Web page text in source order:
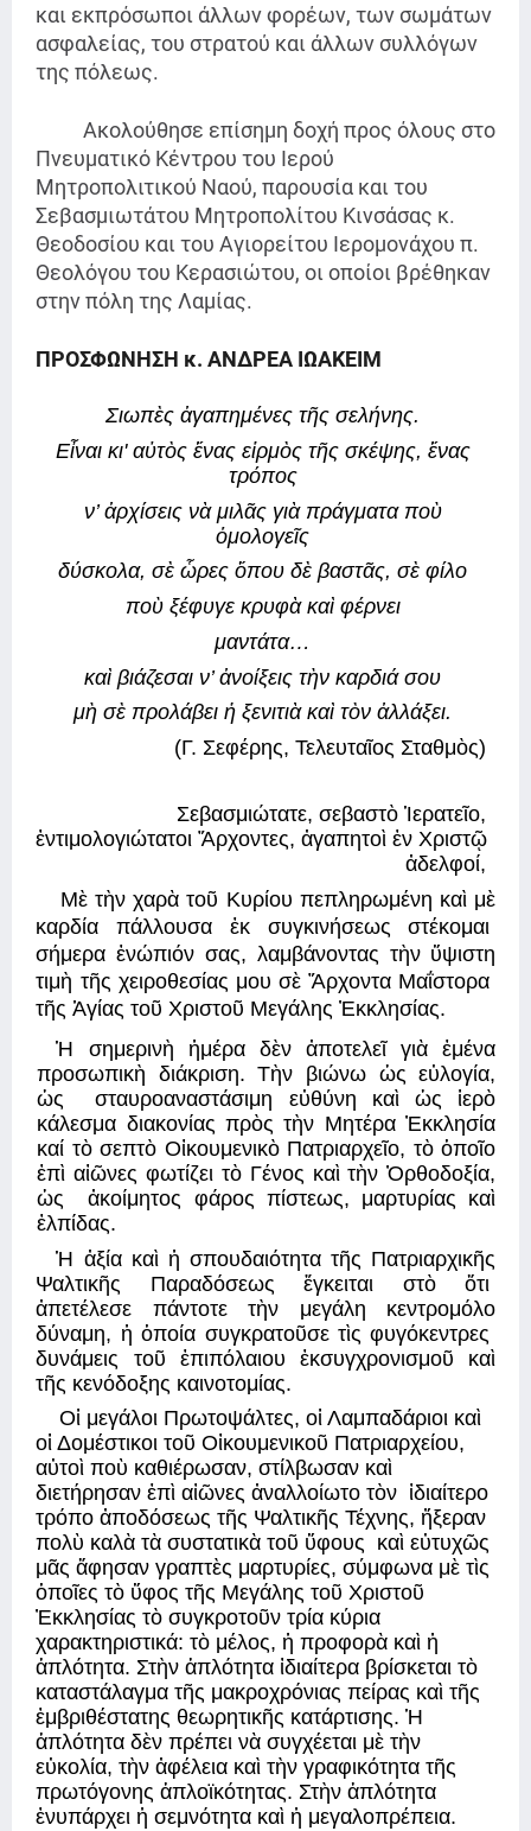
και εκπρόσωποι άλλων φορέων, των σωμάτων
ασφαλείας, του στρατού και άλλων συλλόγων
της πόλεως.
Ακολούθησε επίσημη δοχή προς όλους στο
Πνευματικό Κέντρου του Ιερού
Μητροπολιτικού Ναού, παρουσία και του
Σεβασμιωτάτου Μητροπολίτου Κινσάσας κ.
Θεοδοσίου και του Αγιορείτου Ιερομονάχου π.
Θεολόγου του Κερασιώτου, οι οποίοι βρέθηκαν
στην πόλη της Λαμίας.
ΠΡΟΣΦΩΝΗΣΗ κ. ΑΝΔΡΕΑ ΙΩΑΚΕΙΜ
Σιωπὲς ἀγαπημένες τῆς σελήνης.
Εἶναι κι' αὐτὸς ἕνας εἱρμὸς τῆς σκέψης, ἕνας
τρόπος
ν’ ἀρχίσεις νὰ μιλᾶς γιὰ πράγματα ποὺ
ὁμολογεῖς
δύσκολα, σὲ ὧρες ὅπου δὲ βαστᾶς, σὲ φίλο
ποὺ ξέφυγε κρυφὰ καὶ φέρνει
μαντάτα…
καὶ βιάζεσαι ν’ ἀνοίξεις τὴν καρδιά σου
μὴ σὲ προλάβει ἡ ξενιτιὰ καὶ τὸν ἀλλάξει.
(Γ. Σεφέρης, Τελευταῖος Σταθμὸς)
Σεβασμιώτατε, σεβαστὸ Ἱερατεῖο,
ἐντιμολογιώτατοι Ἄρχοντες, ἀγαπητοὶ ἐν Χριστῷ
ἀδελφοί,
Μὲ τὴν χαρὰ τοῦ Κυρίου πεπληρωμένη καὶ μὲ
καρδία πάλλουσα ἐκ συγκινήσεως στέκομαι
σήμερα ἐνώπιόν σας, λαμβάνοντας τὴν ὕψιστη
τιμὴ τῆς χειροθεσίας μου σὲ Ἄρχοντα Μαΐστορα
τῆς Ἁγίας τοῦ Χριστοῦ Μεγάλης Ἐκκλησίας.
Ἡ σημερινὴ ἡμέρα δὲν ἀποτελεῖ γιὰ ἐμένα
προσωπικὴ διάκριση. Τὴν βιώνω ὡς εὐλογία,
ὡς  σταυροαναστάσιμη εὐθύνη καὶ ὡς ἱερὸ
κάλεσμα διακονίας πρὸς τὴν Μητέρα Ἐκκλησία
καί τὸ σεπτὸ Οἰκουμενικὸ Πατριαρχεῖο, τὸ ὁποῖο
ἐπὶ αἰῶνες φωτίζει τὸ Γένος καὶ τὴν Ὀρθοδοξία,
ὡς  ἀκοίμητος φάρος πίστεως, μαρτυρίας καὶ
ἐλπίδας.
Ἡ ἀξία καὶ ἡ σπουδαιότητα τῆς Πατριαρχικῆς
Ψαλτικῆς Παραδόσεως ἔγκειται στὸ ὅτι
ἀπετέλεσε πάντοτε τὴν μεγάλη κεντρομόλο
δύναμη, ἡ ὁποία συγκρατοῦσε τὶς φυγόκεντρες
δυνάμεις τοῦ ἐπιπόλαιου ἐκσυγχρονισμοῦ καὶ
τῆς κενόδοξης καινοτομίας.
Οἱ μεγάλοι Πρωτοψάλτες, οἱ Λαμπαδάριοι καὶ
οἱ Δομέστικοι τοῦ Οἰκουμενικοῦ Πατριαρχείου,
αὐτοὶ ποὺ καθιέρωσαν, στίλβωσαν καὶ
διετήρησαν ἐπὶ αἰῶνες ἀναλλοίωτο τὸν  ἰδιαίτερο
τρόπο ἀποδόσεως τῆς Ψαλτικῆς Τέχνης, ἤξεραν
πολὺ καλὰ τὰ συστατικὰ τοῦ ὕφους  καὶ εὐτυχῶς
μᾶς ἄφησαν γραπτὲς μαρτυρίες, σύμφωνα μὲ τὶς
ὁποῖες τὸ ὕφος τῆς Μεγάλης τοῦ Χριστοῦ
Ἐκκλησίας τὸ συγκροτοῦν τρία κύρια
χαρακτηριστικά: τὸ μέλος, ἡ προφορὰ καὶ ἡ
ἁπλότητα. Στὴν ἁπλότητα ἰδιαίτερα βρίσκεται τὸ
καταστάλαγμα τῆς μακροχρόνιας πείρας καὶ τῆς
ἐμβριθέστατης θεωρητικῆς κατάρτισης. Ἡ
ἁπλότητα δὲν πρέπει νὰ συγχέεται μὲ τὴν
εὐκολία, τὴν ἀφέλεια καὶ τὴν γραφικότητα τῆς
πρωτόγονης ἁπλοϊκότητας. Στὴν ἁπλότητα
ἐνυπάρχει ἡ σεμνότητα καὶ ἡ μεγαλοπρέπεια.